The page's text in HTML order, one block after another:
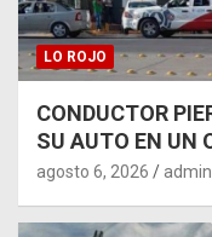
LO ROJO
CONDUCTOR
SU AUTO EN UN
agosto 6, 2026 admin